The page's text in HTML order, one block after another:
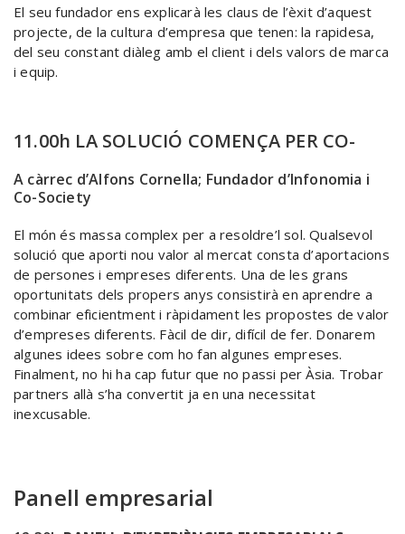
El seu fundador ens explicarà les claus de l’èxit d’aquest
projecte, de la cultura d’empresa que tenen: la rapidesa,
del seu constant diàleg amb el client i dels valors de marca
i equip.
11.00h LA SOLUCIÓ COMENÇA PER CO-
A càrrec d’Alfons Cornella; Fundador d’Infonomia i
Co-Society
El món és massa complex per a resoldre’l sol. Qualsevol
solució que aporti nou valor al mercat consta d’aportacions
de persones i empreses diferents. Una de les grans
oportunitats dels propers anys consistirà en aprendre a
combinar eficientment i ràpidament les propostes de valor
d’empreses diferents. Fàcil de dir, difícil de fer. Donarem
algunes idees sobre com ho fan algunes empreses.
Finalment, no hi ha cap futur que no passi per Àsia. Trobar
partners allà s’ha convertit ja en una necessitat
inexcusable.
Panell empresarial